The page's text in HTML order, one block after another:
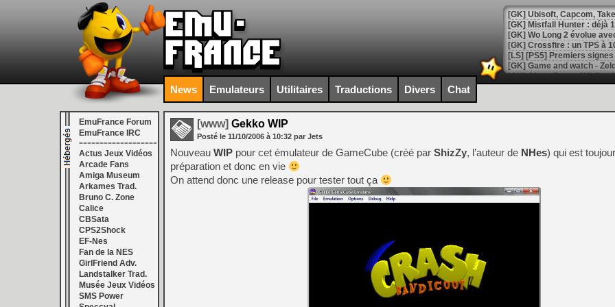
[GK] Mistfall Hunter : déjà
[GK] Wo Long 2 évolue
[GK] Crossfire : un TPS à
[LS] [PS5] Premiers
[Mo5] DOOM arrive en
[GK] Bethesda fête les 30
[GK] Roblox : l'action en
[GK] Agenda - GeForce
[LS] [PS5] ps5-y2jb-
[GK] Pourquoi Marvel
[GK] Test : Restory : Chill
[GK] GTA 6 : Rockstar
[GK] Hot Wheels Infinite
[GK] Mémoire cash -
[GK] Résultats Nintendo :
News Emulateurs Utilitaires Traductions Divers Chat
EmuFrance Forum
EmuFrance IRC
===================
Actus Jeux Vidéos
Arcade Fans
Amiga Museum
Arkames Trad.
Bruno C. Zone
Calice
CBSata
CPS2Shock
EF-Nes
Fan de la NES
GirlFriend Adv.
Landstalker Trad.
Musée Jeux Vidéos
SMS Power
[www] Gekko WIP
Posté le 11/10/2006 à 10:32 par Jets
Nouveau WIP pour cet émulateur de GameCube (créé par ShizZy, l’auteur de NHes) qui est
préparation et donc en vie
On attend donc une release pour tester tout ça